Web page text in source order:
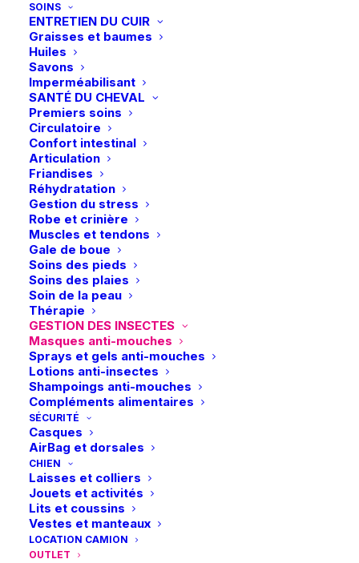
SOINS
ENTRETIEN DU CUIR
Graisses et baumes
Huiles
Savons
Imperméabilisant
SANTÉ DU CHEVAL
Premiers soins
Circulatoire
Confort intestinal
Articulation
Friandises
Réhydratation
Gestion du stress
Robe et crinière
Muscles et tendons
Gale de boue
Soins des pieds
Soins des plaies
Soin de la peau
Thérapie
GESTION DES INSECTES
Masques anti-mouches
Sprays et gels anti-mouches
Lotions anti-insectes
Shampoings anti-mouches
Compléments alimentaires
SÉCURITÉ
Casques
AirBag et dorsales
CHIEN
Laisses et colliers
Jouets et activités
Lits et coussins
Vestes et manteaux
LOCATION CAMION
OUTLET
Vous aimerez peut-être aussi
Ce
produit
a
plusieurs
variations.
Les
options
peuvent
être
choisies
sur
Schockemöhle | Sangle Olymp Pro –
en point relais